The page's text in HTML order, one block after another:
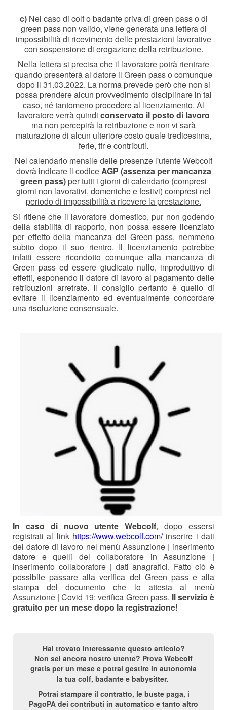
c)Nel caso di colf o badante priva di green pass o di
green pass non valido, viene generata una lettera di
impossibilità di ricevimento delle prestazioni lavorative
con sospensione di erogazione della retribuzione.
Nella lettera si precisa che il lavoratore potrà rientrare
quando presenterà al datore il Green pass o comunque
dopo il 31.03.2022. La norma prevede però che non si
possa prendere alcun provvedimento disciplinare in tal
caso, né tantomeno procedere al licenziamento. Al
lavoratore verrà quindi conservato il posto di lavoro
ma non percepirà la retribuzione e non vi sarà
maturazione di alcun ulteriore costo quale tredicesima,
ferie, tfr e contributi.
Nel calendario mensile delle presenze l'utente Webcolf
dovrà indicare il codice AGP (assenza per mancanza
green pass) per tutti i giorni di calendario (compresi
giorni non lavorativi, domeniche e festivi) compresi nel
periodo di impossibilità a ricevere la prestazione.
Si ritiene che il lavoratore domestico, pur non godendo
della stabilità di rapporto, non possa essere licenziato
per effetto della mancanza del Green pass, nemmeno
subito dopo il suo rientro. Il licenziamento potrebbe
infatti essere ricondotto comunque alla mancanza di
Green pass ed essere giudicato nullo, improduttivo di
effetti, esponendo il datore di lavoro al pagamento delle
retribuzioni arretrate. Il consiglio pertanto è quello di
evitare il licenziamento ed eventualmente concordare
una risoluzione consensuale.
In caso di nuovo utente Webcolf, dopo essersi
registrati al link https://www.webcolf.com/inserire i dati
del datore di lavoro nel menù Assunzione | inserimento
datore e quelli del collaboratore in Assunzione |
inserimento collaboratore | dati anagrafici. Fatto ciò è
possibile passare alla verifica del Green pass e alla
stampa del documento che lo attesta al menù
Assunzione | Covid 19: verifica Green pass. Il servizio è
gratuito per un mese dopo la registrazione!
Hai trovato interessante questo articolo?
Non sei ancora nostro utente? Prova Webcolf
gratis per un mese e potrai gestire in autonomia
la tua colf, badante e babysitter.
Potrai stampare il contratto, le buste paga, i
PagoPA dei contributi in automatico e tanto altro